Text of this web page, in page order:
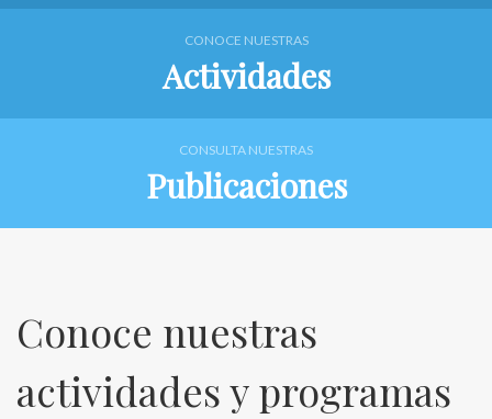
CONOCE NUESTRAS
Actividades
CONSULTA NUESTRAS
Publicaciones
Conoce nuestras
actividades y programas